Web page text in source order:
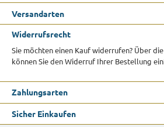
Versandarten
Widerrufsrecht
Sie möchten einen Kauf widerrufen? Über
können Sie den Widerruf Ihrer Bestellung
Zahlungsarten
Sicher Einkaufen